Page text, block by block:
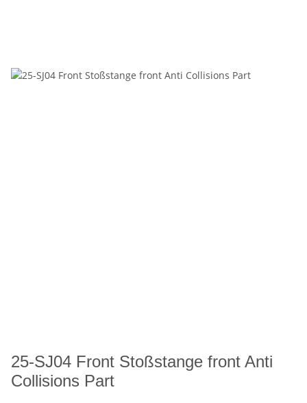
25-SJ04 Front Stoßstange front Anti
Collisions Part